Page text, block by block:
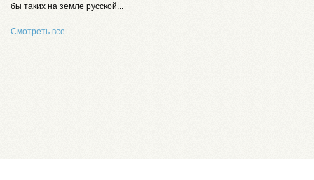
бы таких на земле русской...
Смотреть все